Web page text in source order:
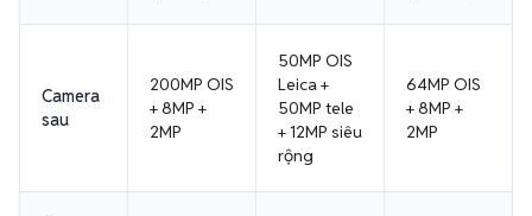
Camera
sau
200MP OIS
+ 8MP +
2MP
50MP OIS
Leica +
50MP tele
+ 12MP siêu
rộng
64MP OIS
+ 8MP +
2MP